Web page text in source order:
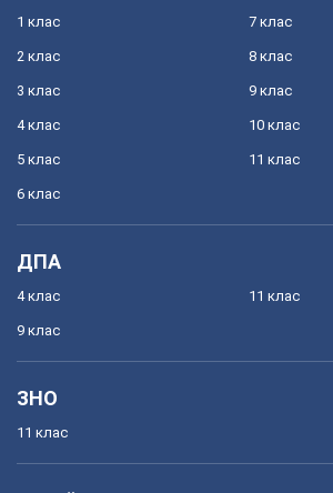
1 клас
2 клас
3 клас
4 клас
5 клас
6 клас
7 клас
8 клас
9 клас
10 клас
11 клас
ДПА
4 клас
9 клас
11 клас
ЗНО
11 клас